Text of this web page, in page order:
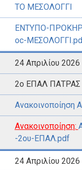
ΤΟ ΜΕΣΟΛΟΓΓΙ
ΕΝΤΥΠΟ-
oc-
24 Απριλίου 2026
2o ΕΠΑΛ ΠΑΤΡΑΣ
Ανακοινοποίηση
Ανακοινοποίηση:
-2ου-ΕΠΑΛ.pdf
24 Απριλίου 2026